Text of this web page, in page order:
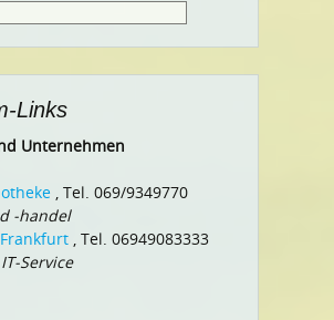
Links
Unternehmen
, Tel. 069/9349770
-handel
, Tel. 06949083333
Service